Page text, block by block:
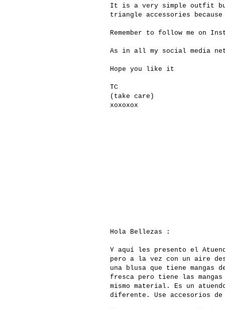
It is a very simple outfit
triangle accessories
Remember to follow me on
As in all my social media
Hope you like it
TC
(take care)
xoxoxox
Hola Bellezas :
Y aquí les presento el
pero a la vez con un aire
una blusa que tiene mangas
fresca pero tiene las
mismo material. Es un
diferente. Use accesorios